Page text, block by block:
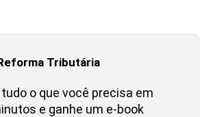
Tributária
o que você precisa em
e ganhe um e-book